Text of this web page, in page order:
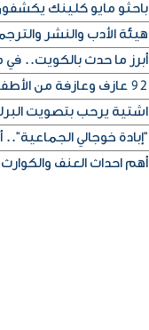
باحثو مايو كلينك
هيئة الأدب والنشر
أبرز ما حدث بالكويت.. في
92 عازف وعازفة من الأطفال والشباب قدموا ثلاثة حفلات متتالية في مركز اليرموك الثقافي
اشتية يرحب بتصويت
"إبادة خوجالي
أهم احداث العنف والكوارث